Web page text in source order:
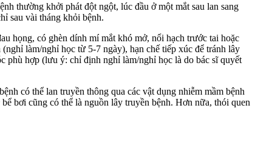
thường khởi phát đột ngột, lúc đầu ở một mắt sau lan sang
sau vài tháng khỏi bệnh.
họng, có ghèn dính mí mắt khó mở, nổi hạch trước tai hoặc
làm/nghỉ học từ 5-7 ngày), hạn chế tiếp xúc để tránh lây
phù hợp (lưu ý: chỉ định nghỉ làm/nghỉ học là do bác sĩ quyết
có thể lan truyền thông qua các vật dụng nhiễm mầm bệnh
bơi cũng có thể là nguồn lây truyền bệnh. Hơn nữa, thói quen